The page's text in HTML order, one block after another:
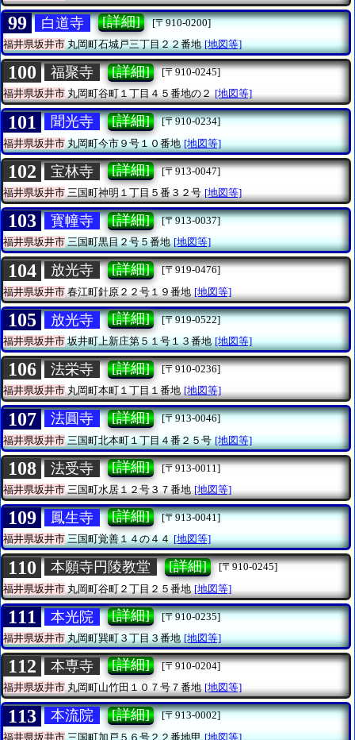
99 白道寺 [詳細]
[〒910-0200]
福井県坂井市丸岡町石城戸三丁目２２番地 [地図等]
100 福聚寺 [詳細]
[〒910-0245]
福井県坂井市丸岡町谷町１丁目４５番地の２ [地図等]
101 聞光寺 [詳細]
[〒910-0234]
福井県坂井市丸岡町今市９号１０番地 [地図等]
102 宝林寺 [詳細]
[〒913-0047]
福井県坂井市三国町神明１丁目５番３２号 [地図等]
103 寳幢寺 [詳細]
[〒913-0037]
福井県坂井市三国町黒目２号５番地 [地図等]
104 放光寺 [詳細]
[〒919-0476]
福井県坂井市 春江町針原２２号１９番地 [地図等]
105 放光寺 [詳細]
[〒919-0522]
福井県坂井市坂井町上新庄第５１号１３番地 [地図等]
106 法栄寺 [詳細]
[〒910-0236]
福井県坂井市丸岡町本町１丁目１番地 [地図等]
107 法圓寺 [詳細]
[〒913-0046]
福井県坂井市三国町北本町１丁目４番２５号 [地図等]
108 法受寺 [詳細]
[〒913-0011]
福井県坂井市三国町水居１２号３７番地 [地図等]
109 鳳生寺 [詳細]
[〒913-0041]
福井県坂井市三国町覚善１４の４４ [地図等]
110 本願寺円陵教堂 [詳細]
[〒910-0245]
福井県坂井市 丸岡町谷町２丁目２５番地 [地図等]
111 本光院 [詳細]
[〒910-0235]
福井県坂井市丸岡町巽町３丁目３番地 [地図等]
112 本専寺 [詳細]
[〒910-0204]
福井県坂井市丸岡町山竹田１０７号７番地 [地図等]
113 本流院 [詳細]
[〒913-0002]
福井県坂井市三国町加戸５６号２２番地甲 [地図等]